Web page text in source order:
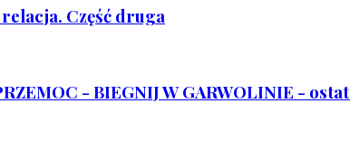
Część druga
- BIEGNIJ W GARWOLINIE -